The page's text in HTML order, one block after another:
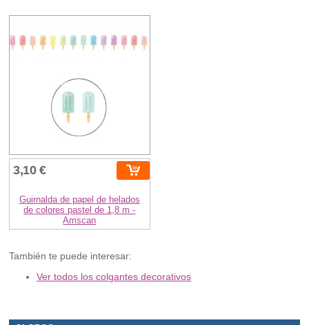
3,10 €
Guirnalda de papel de helados
de colores pastel de 1,8 m -
Amscan
También te puede interesar:
Ver todos los colgantes decorativos